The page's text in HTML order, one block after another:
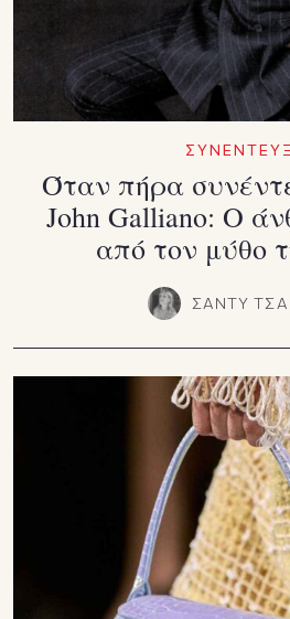
Όταν πήρα
John Galliano: Ο
από τον μύθο
ΣΑΝΤΥ